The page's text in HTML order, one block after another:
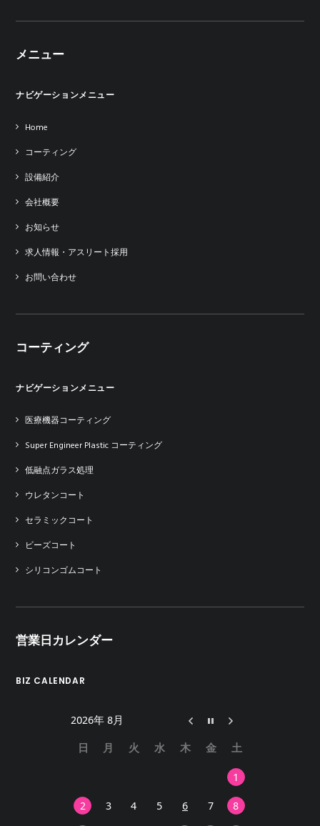
メニュー
ナビゲーションメニュー
Home
コーティング
設備紹介
会社概要
お知らせ
求人情報・アスリート採用
お問い合わせ
コーティング
ナビゲーションメニュー
医療機器コーティング
Super Engineer Plastic コーティング
低融点ガラス処理
ウレタンコート
セラミックコート
ビーズコート
シリコンゴムコート
営業日カレンダー
BIZ CALENDAR
2026年 8月
日 月 火 水 木 金 土
1
2
3 4 5 6 7 8